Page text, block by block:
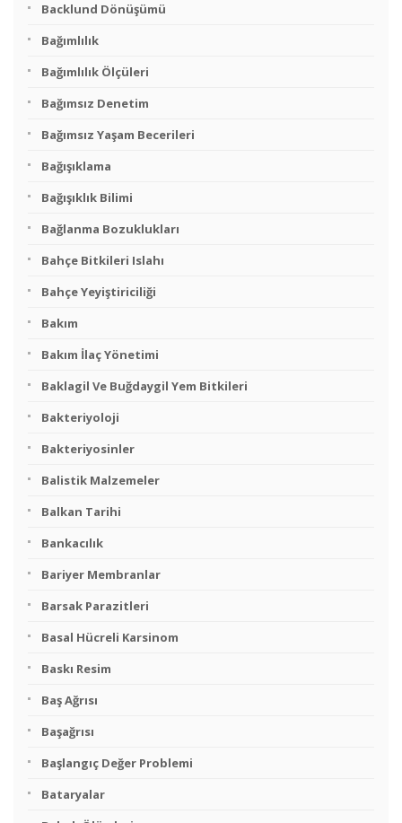
Backlund Dönüşümü
Bağımlılık
Bağımlılık Ölçüleri
Bağımsız Denetim
Bağımsız Yaşam Becerileri
Bağışıklama
Bağışıklık Bilimi
Bağlanma Bozuklukları
Bahçe Bitkileri Islahı
Bahçe Yeyiştiriciliği
Bakım
Bakım İlaç Yönetimi
Baklagil Ve Buğdaygil Yem Bitkileri
Bakteriyoloji
Bakteriyosinler
Balistik Malzemeler
Balkan Tarihi
Bankacılık
Bariyer Membranlar
Barsak Parazitleri
Basal Hücreli Karsinom
Baskı Resim
Baş Ağrısı
Başağrısı
Başlangıç Değer Problemi
Bataryalar